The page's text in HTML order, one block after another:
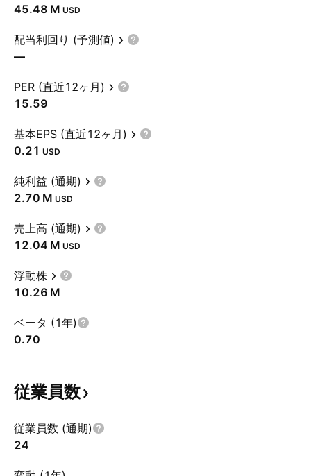
‪45.48 M‬ USD
配当利回り (予測値)
—
PER (直近12ヶ月)
15.59
基本EPS (直近12ヶ月)
0.21 USD
純利益 (通期)
‪2.70 M‬ USD
売上高 (通期)
‪12.04 M‬ USD
浮動株
‪10.26 M‬
ベータ (1年)
0.70
従業員数
従業員数 (通期)
24